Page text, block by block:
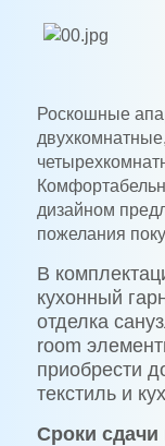
Роскошные
дизайном
пожелания
В
кухонный
отделка
room
приобрести
текстиль и
Сроки сдачи